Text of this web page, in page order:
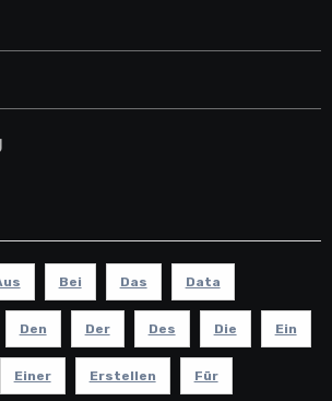
Bei Das Data
Den Der Des Die Ein
Einer Erstellen Für